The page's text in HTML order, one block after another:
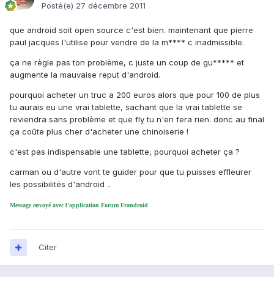
Posté(e) 27 décembre 2011
que android soit open source c'est bien. maintenant que pierre
paul jacques l'utilise pour vendre de la m**** c inadmissible.
ça ne règle pas ton problème, c juste un coup de gu***** et
augmente la mauvaise reput d'android.
pourquoi acheter un truc a 200 euros alors que pour 100 de plus
tu aurais eu une vrai tablette, sachant que la vrai tablette se
reviendra sans problème et que fly tu n'en fera rien. donc au final
ça coûte plus cher d'acheter une chinoiserie !
c'est pas indispensable une tablette, pourquoi acheter ça ?
carman ou d'autre vont te guider pour que tu puisses effleurer
les possibilités d'android ..
Message envoyé avec l'application Forum Frandroid
Citer